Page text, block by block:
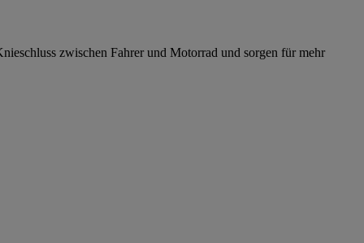
zwischen Fahrer und Motorrad und sorgen für mehr